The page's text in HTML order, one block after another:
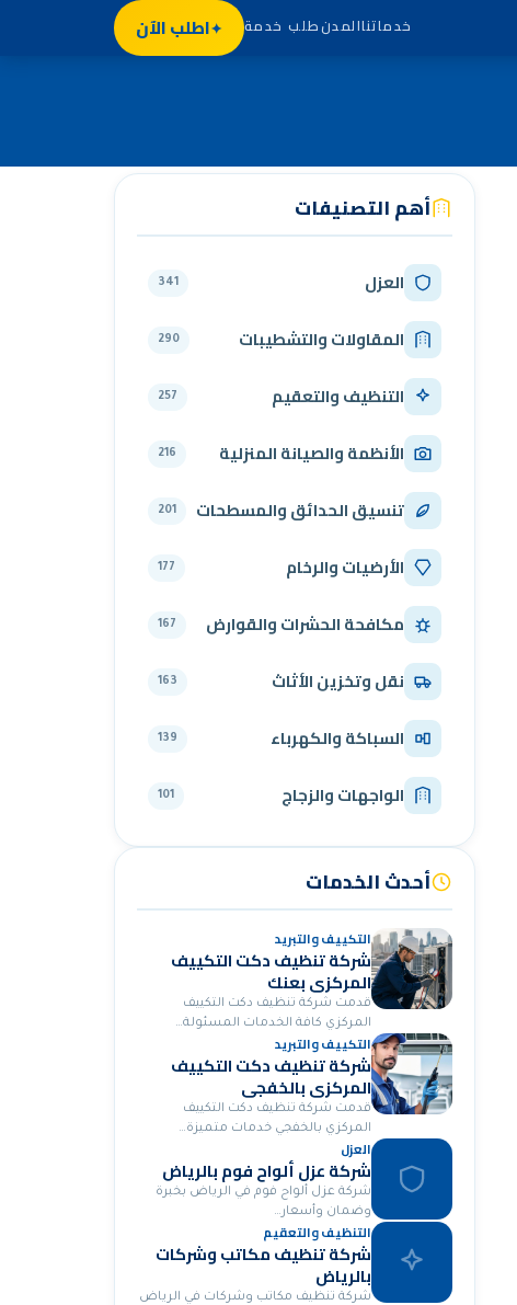
خدماتناالمدنطلب خدمة اطلب الآن
أهم التصنيفات
العزل 341
المقاولات والتشطيبات 290
التنظيف والتعقيم 257
الأنظمة والصيانة المنزلية 216
تنسيق الحدائق والمسطحات 201
الأرضيات والرخام 177
مكافحة الحشرات والقوارض 167
نقل وتخزين الأثاث 163
السباكة والكهرباء 139
الواجهات والزجاج 101
أحدث الخدمات
التكييف والتبريد
شركة تنظيف دكت التكييف
المركزي بعنك
قدمت شركة تنظيف دكت التكييف
المركزي كافة الخدمات المسئولة…
التكييف والتبريد
شركة تنظيف دكت التكييف
المركزي بالخفجي
قدمت شركة تنظيف دكت التكييف
المركزي بالخفجي خدمات متميزة…
العزل
شركة عزل ألواح فوم بالرياض
شركة عزل ألواح فوم في الرياض بخبرة
وضمان وأسعار…
التنظيف والتعقيم
شركة تنظيف مكاتب وشركات
بالرياض
شركة تنظيف مكاتب وشركات في الرياض